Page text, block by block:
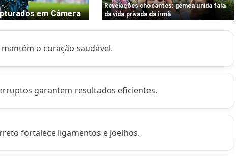
o coração saudável.
garantem resultados eficientes.
fortalece ligamentos e joelhos.